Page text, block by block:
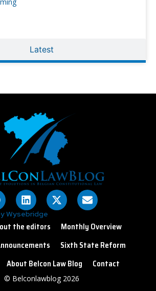
Latest
Wysebridge
the editors
Monthly Overview
Sixth State Reform
About Belcon Law Blog Contact
© Belconlawblog 2026